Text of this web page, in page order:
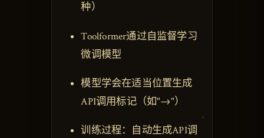
种）
Toolformer通过自监督学习
微调模型
模型学会在适当位置生成
API调用标记（如"→"）
训练过程：自动生成API调